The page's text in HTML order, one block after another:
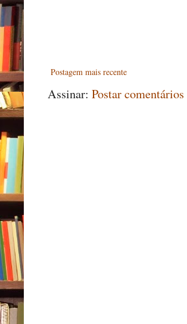
Postagem mais recente
Assinar: Postar